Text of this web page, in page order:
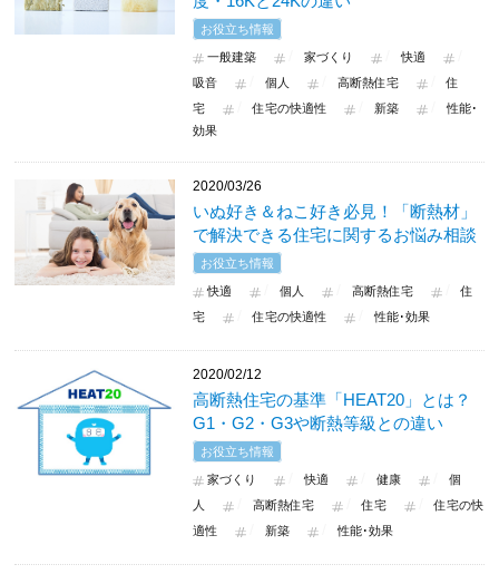
お役立ち情報
一般建築 家づくり
快適
吸音
個人 高断熱住宅
住
宅
住宅の快適性 新築
性能･
効果
2020/03/26
いぬ好き＆ねこ好き必見！「断熱材」
で解決できる住宅に関するお悩み相談
お役立ち情報
快適 個人 高断熱住宅
住
宅
住宅の快適性 性能･効果
2020/02/12
高断熱住宅の基準「HEAT20」とは？
G1・G2・G3や断熱等級との違い
お役立ち情報
家づくり 快適 健康
個
人
高断熱住宅 住宅
住宅の快
適性
新築 性能･効果